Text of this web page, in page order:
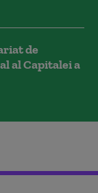
de
al Capitalei a